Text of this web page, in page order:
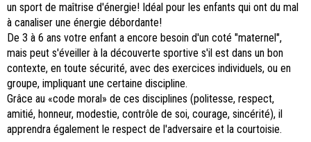
un sport de maîtrise d'énergie! Idéal pour les enfants qui ont du mal
à canaliser une énergie débordante!
De 3 à 6 ans votre enfant a encore besoin d'un coté "maternel",
mais peut s'éveiller à la découverte sportive s'il est dans un bon
contexte, en toute sécurité, avec des exercices individuels, ou en
groupe, impliquant une certaine discipline.
Grâce au «code moral» de ces disciplines (politesse, respect,
amitié, honneur, modestie, contrôle de soi, courage, sincérité), il
apprendra également le respect de l'adversaire et la courtoisie.